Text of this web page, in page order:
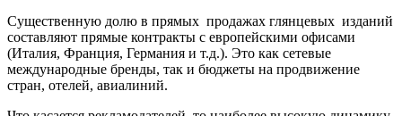
Существенную долю в прямых продажах глянцевых изданий
составляют прямые контракты с европейскими офисами
(Италия, Франция, Германия и т.д.). Это как сетевые
международные бренды, так и бюджеты на продвижение
стран, отелей, авиалиний.